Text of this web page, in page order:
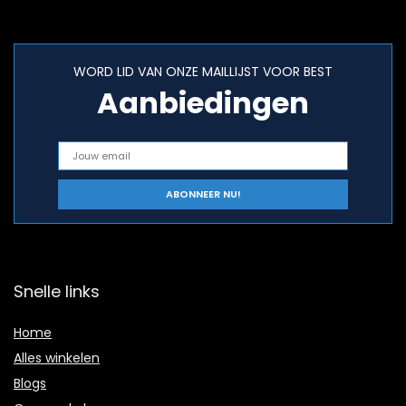
WORD LID VAN ONZE MAILLIJST VOOR BEST
Aanbiedingen
Snelle links
Home
Alles winkelen
Blogs